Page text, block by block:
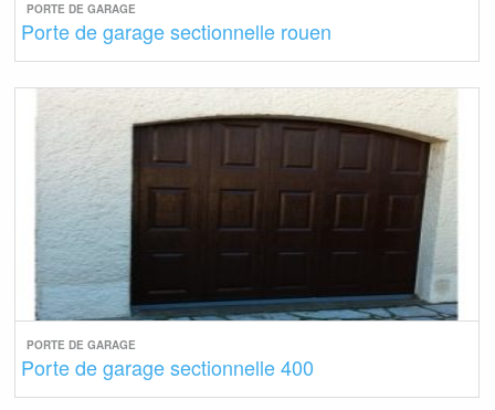
PORTE DE GARAGE
Porte de garage sectionnelle rouen
PORTE DE GARAGE
Porte de garage sectionnelle 400